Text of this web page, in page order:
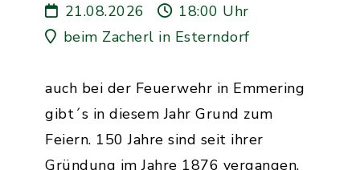
21.08.2026
18:00 Uhr
beim Zacherl in Esterndorf
auch bei der Feuerwehr in Emmering
gibt´s in diesem Jahr Grund zum
Feiern. 150 Jahre sind seit ihrer
Gründung im Jahre 1876 vergangen.